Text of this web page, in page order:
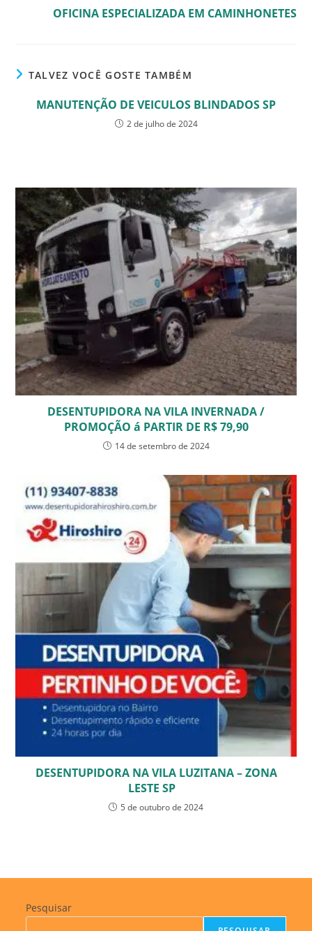
OFICINA ESPECIALIZADA EM CAMINHONETES
TALVEZ VOCÊ GOSTE TAMBÉM
MANUTENÇÃO DE VEICULOS BLINDADOS SP
2 de julho de 2024
DESENTUPIDORA NA VILA INVERNADA /
PROMOÇÃO á PARTIR DE R$ 79,90
14 de setembro de 2024
DESENTUPIDORA NA VILA LUZITANA – ZONA
LESTE SP
5 de outubro de 2024
Pesquisar